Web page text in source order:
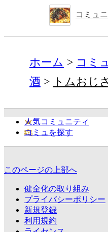
コミュ
ホーム コミ
酒
トムおじ
人気コミュニティ
コミュを探す
このページの上部へ
健全化の取り組み
プライバシーポリシー
新規登録
利用規約